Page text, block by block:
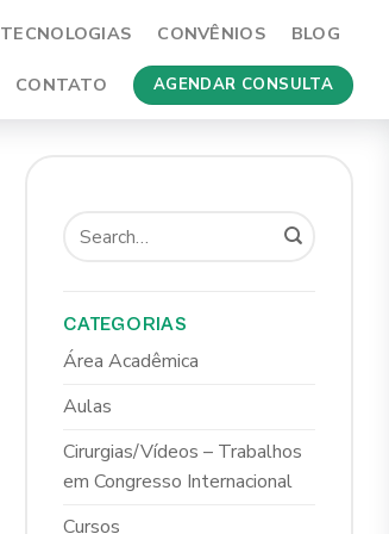
TECNOLOGIAS CONVÊNIOS BLOG
CONTATO AGENDAR CONSULTA
CATEGORIAS
Área Acadêmica
Aulas
Cirurgias/Vídeos – Trabalhos
em Congresso Internacional
Cursos